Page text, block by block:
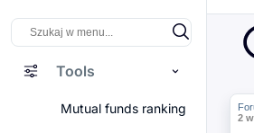
Tools
Mutual funds ranking
2